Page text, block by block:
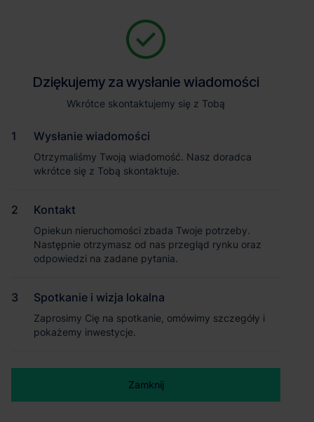
Magazyn GLP Gliwice Logistics Centre
Dziękujemy za wysłanie wiadomości
Wkrótce skontaktujemy się z Tobą
Wysłanie wiadomości
Otrzymaliśmy Twoją wiadomość. Nasz doradca
wkrótce się z Tobą skontaktuje.
Kontakt
Opiekun nieruchomości zbada Twoje potrzeby.
Następnie otrzymasz od nas przegląd rynku oraz
odpowiedzi na zadane pytania.
Spotkanie i wizja lokalna
Zaprosimy Cię na spotkanie, omówimy szczegóły i
pokażemy inwestycje.
Zamknij
Jesteśmy tu, żeby Ci pomóc. Niezależnie od tego, na jakim etapie
pomożemy Ci wybrać najlepszą ofertę. Napisz do nas!
Imię i nazwisko
Nazwa firmy
Email służbowy
Dziękujemy za wysłanie wiadomości
Wkrótce skontaktujemy się z Tobą
Wysłanie wiadomości
Otrzymaliśmy Twoją wiadomość. Nasz doradca
wkrótce się z Tobą skontaktuje.
Kontakt
Opiekun nieruchomości zbada Twoje potrzeby.
Następnie otrzymasz od nas przegląd rynku oraz
odpowiedzi na zadane pytania.
Spotkanie i wizja lokalna
Zaprosimy Cię na spotkanie, omówimy szczegóły i
pokażemy inwestycje.
Zamknij